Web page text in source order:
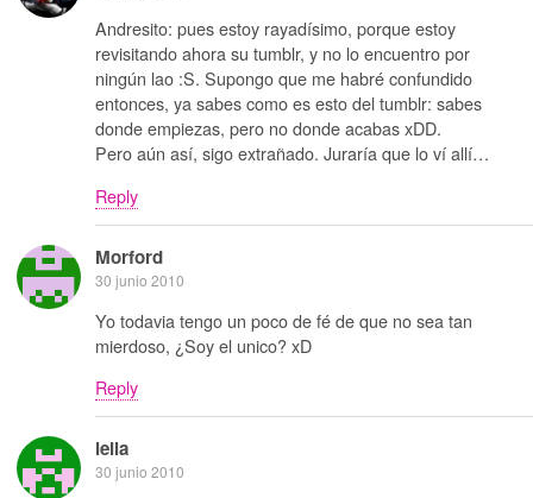
Andresito: pues estoy rayadísimo, porque estoy
revisitando ahora su tumblr, y no lo encuentro por
ningún lao :S. Supongo que me habré confundido
entonces, ya sabes como es esto del tumblr: sabes
donde empiezas, pero no donde acabas xDD.
Pero aún así, sigo extrañado. Juraría que lo ví allí…
Reply
Morford
30 junio 2010
Yo todavia tengo un poco de fé de que no sea tan
mierdoso, ¿Soy el unico? xD
Reply
leila
30 junio 2010